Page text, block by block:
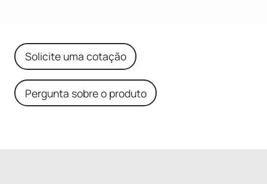
Solicite uma cotação
Pergunta sobre o produto